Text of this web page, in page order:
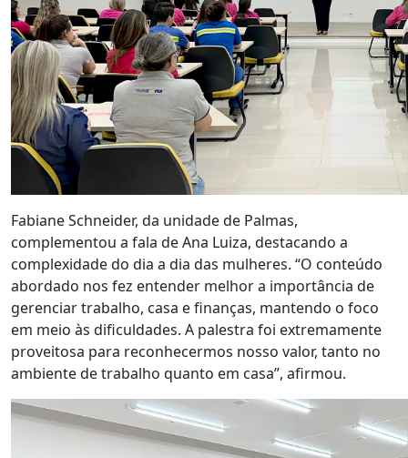
Fabiane Schneider, da unidade de Palmas,
complementou a fala de Ana Luiza, destacando a
complexidade do dia a dia das mulheres. “O conteúdo
abordado nos fez entender melhor a importância de
gerenciar trabalho, casa e finanças, mantendo o foco
em meio às dificuldades. A palestra foi extremamente
proveitosa para reconhecermos nosso valor, tanto no
ambiente de trabalho quanto em casa”, afirmou.